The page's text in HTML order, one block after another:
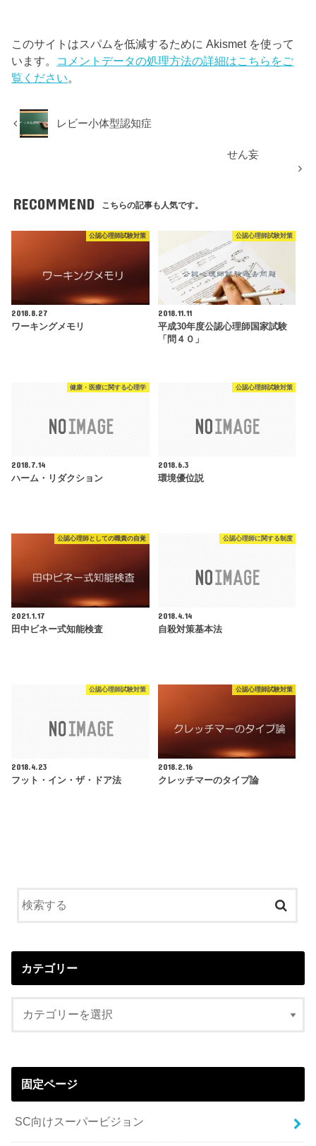
このサイトはスパムを低減するために Akismet を使って
います。 コメントデータの処理方法の詳細はこちらをご
覧ください。
レビー小体型認知症
せん妄
RECOMMEND こちらの記事も人気です。
公認心理師試験対策
2018.8.27
ワーキングメモリ
公認心理師試験対策
2018.11.11
平成30年度公認心理師国家試験
「問４０」
健康・医療に関する心理学
2018.7.14
ハーム・リダクション
公認心理師試験対策
2018.6.3
環境優位説
公認心理師としての職責の自覚
2021.1.17
田中ビネー式知能検査
公認心理師に関する制度
2018.4.14
自殺対策基本法
公認心理師試験対策
2018.4.23
フット・イン・ザ・ドア法
公認心理師試験対策
2018.2.16
クレッチマーのタイプ論
カテゴリー
固定ページ
SC向けスーパービジョン